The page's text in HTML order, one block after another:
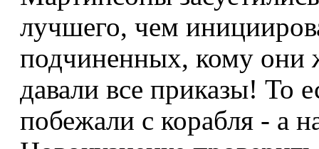
лучшего, чем
подчиненных, кому они
давали все приказы! То
побежали с корабля - а